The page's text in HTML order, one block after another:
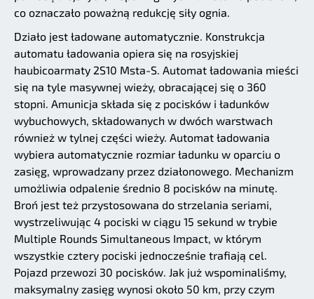
co oznaczało poważną redukcję siły ognia.
Działo jest ładowane automatycznie. Konstrukcja
automatu ładowania opiera się na rosyjskiej
haubicoarmaty 2S10 Msta-S. Automat ładowania mieści
się na tyle masywnej wieży, obracającej się o 360
stopni. Amunicja składa się z pocisków i ładunków
wybuchowych, składowanych w dwóch warstwach
również w tylnej części wieży. Automat ładowania
wybiera automatycznie rozmiar ładunku w oparciu o
zasięg, wprowadzany przez działonowego. Mechanizm
umożliwia odpalenie średnio 8 pocisków na minutę.
Broń jest też przystosowana do strzelania seriami,
wystrzeliwując 4 pociski w ciągu 15 sekund w trybie
Multiple Rounds Simultaneous Impact, w którym
wszystkie cztery pociski jednocześnie trafiają cel.
Pojazd przewozi 30 pocisków. Jak już wspominaliśmy,
maksymalny zasięg wynosi około 50 km, przy czym